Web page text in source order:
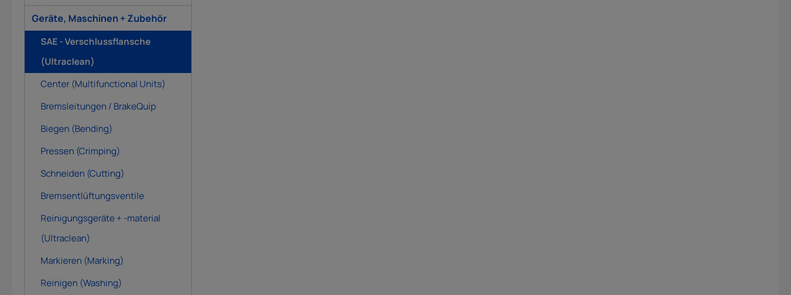
Geräte, Maschinen + Zubehör
SAE - Verschlussflansche
(Ultraclean)
Center (Multifunctional Units)
Bremsleitungen / BrakeQuip
Biegen (Bending)
Pressen (Crimping)
Schneiden (Cutting)
Bremsentlüftungsventile
Reinigungsgeräte + -material
(Ultraclean)
Markieren (Marking)
Reinigen (Washing)